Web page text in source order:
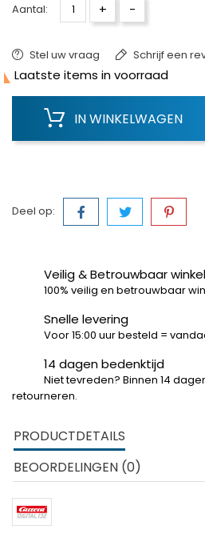
Aantal: + -
Stel uw vraag Schrijf een
Laatste items in voorraad
IN WINKELWAGEN
Deel op:
Veilig & Betrouwbaar
100% veilig en betrouwbaar
Snelle levering
Voor 15:00 uur besteld =
14 dagen bedenktijd
Niet tevreden? Binnen 14
retourneren.
PRODUCTDETAILS
BEOORDELINGEN (0)